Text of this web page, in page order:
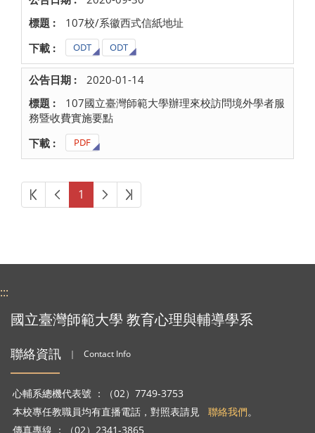
107校/系徽西式信紙地址
ODT ODT
2020-01-14
107國立臺灣師範大學辦理來校訪問境外學者服
務暨收費實施要點
PDF
第一頁上一頁
1 下一頁最後頁
:::
國立臺灣師範大學 教育心理與輔導學系
聯絡資訊 ｜ Contact Info
心輔系總機代表號 ：（02）7749-3753
本校專任教職員均有直播電話，對照表請見 聯絡我們。
傳真專線 ：（02）2341-3865